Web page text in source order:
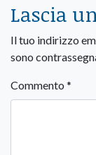
Lascia
Il tuo indirizzo
sono
Commento *